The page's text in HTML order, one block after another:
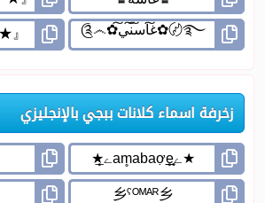
زخرفة اسماء كلانات ببجي بالإنجليزي